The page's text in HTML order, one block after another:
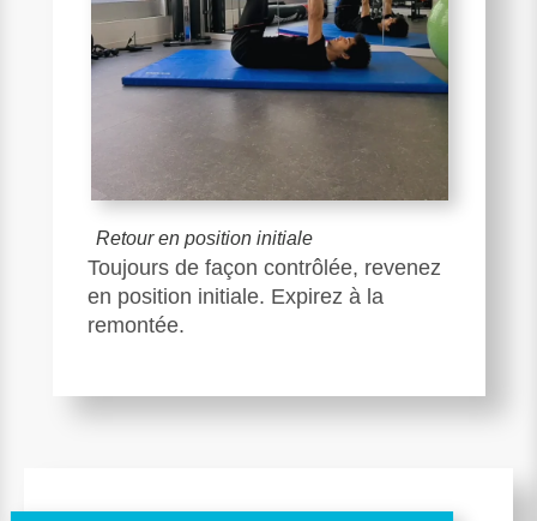
Retour en position initiale
Toujours de façon contrôlée, revenez
en position initiale. Expirez à la
remontée.